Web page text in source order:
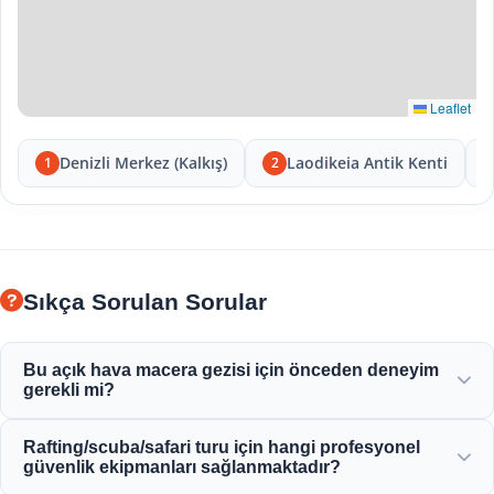
Leaflet
1 Denizli Merkez (Kalkış) 2 Laodikeia Antik Kenti
Sıkça Sorulan Sorular
Bu açık hava macera gezisi için önceden deneyim
gerekli mi?
rafting, dalış veya safari aktiviteleri boyunca size tam
talimatlar verir ve size eşlik eder.
Rafting/scuba/safari turu için hangi profesyonel
güvenlik ekipmanları sağlanmaktadır?